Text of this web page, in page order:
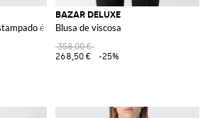
étnico y cinturón
BAZAR DELUXE
Blusa de viscosa
358,00 €
268,50 €
-25%